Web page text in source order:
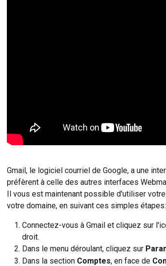
Gmail, le logiciel courriel de Google, a une
préfèrent à celle des autres interfaces
Il vous est maintenant possible d'utiliser
votre domaine, en suivant ces simples étapes:
Connectez-vous à Gmail et cliquez sur
droit.
Dans le menu déroulant, cliquez sur
Dans la section Comptes, en face de